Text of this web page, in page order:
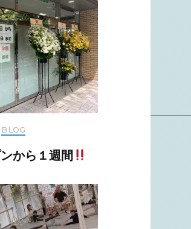
BLOG
から１週間